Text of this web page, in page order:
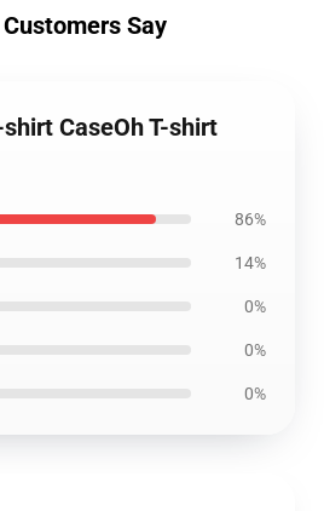
Say
CaseOh T-shirt
86%
14%
0%
0%
0%